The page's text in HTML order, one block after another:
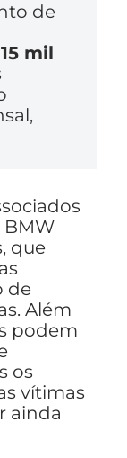
de
mil
BMW
que
de
Além
podem
os
vítimas
ainda